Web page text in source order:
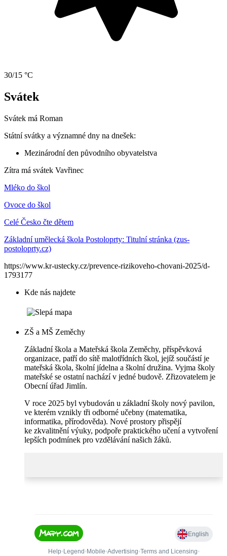
30/15 °C
Svátek
Svátek má Roman
Státní svátky a významné dny na dnešek:
Mezinárodní den původního obyvatelstva
Zítra má svátek Vavřinec
Mléko do škol
Ovoce do škol
Celé Česko čte dětem
Základní umělecká škola Postoloprty: Titulní stránka (zus-
postoloprty.cz)
https://www.kr-ustecky.cz/prevence-rizikoveho-chovani-2025/d-
1793177
Kde nás najdete
ZŠ a MŠ Zeměchy
Základní škola a Mateřská škola Zeměchy, příspěvková
organizace, patří do sítě malotřídních škol, jejíž součástí je
mateřská škola, školní jídelna a školní družina. Vyjma školy
mateřské se ostatní nachází v jedné budově. Zřizovatelem je
Obecní úřad Jimlín.
V roce 2025 byl vybudován u základní školy nový pavilon,
ve kterém vznikly tři odborné učebny (matematika,
informatika, přírodověda). Nové prostory přispějí
ke zkvalitnění výuky, podpoře praktického učení a vytvoření
lepších podmínek pro vzdělávání našich žáků.